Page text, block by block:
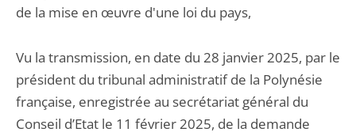
de la mise en œuvre d'une loi du pays,
Vu la transmission, en date du 28 janvier 2025, par le
président du tribunal administratif de la Polynésie
française, enregistrée au secrétariat général du
Conseil d’Etat le 11 février 2025, de la demande